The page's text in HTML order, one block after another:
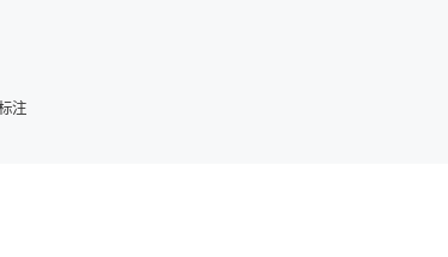
注